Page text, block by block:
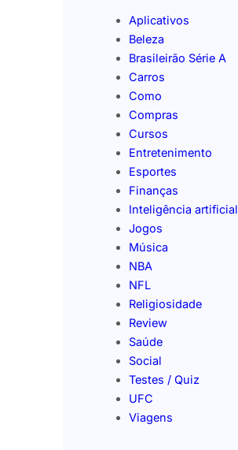
Aplicativos
Beleza
Brasileirão Série A
Carros
Como
Compras
Cursos
Entretenimento
Esportes
Finanças
Inteligência artificial
Jogos
Música
NBA
NFL
Religiosidade
Review
Saúde
Social
Testes / Quiz
UFC
Viagens